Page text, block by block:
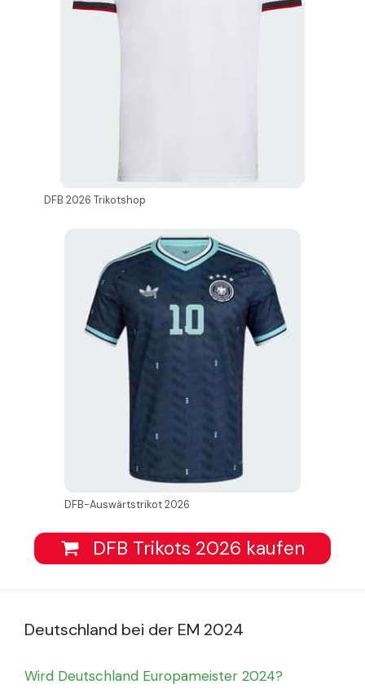
DFB 2026 Trikotshop
DFB-Auswärtstrikot 2026
DFB Trikots 2026 kaufen
Deutschland bei der EM 2024
Wird Deutschland Europameister 2024?